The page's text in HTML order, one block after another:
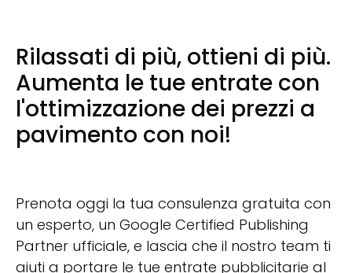
Rilassati di più, ottieni di più.
Aumenta le tue entrate con
l'ottimizzazione dei prezzi a
pavimento con noi!
Prenota oggi la tua consulenza gratuita con
un esperto, un Google Certified Publishing
Partner ufficiale, e lascia che il nostro team ti
aiuti a portare le tue entrate pubblicitarie al